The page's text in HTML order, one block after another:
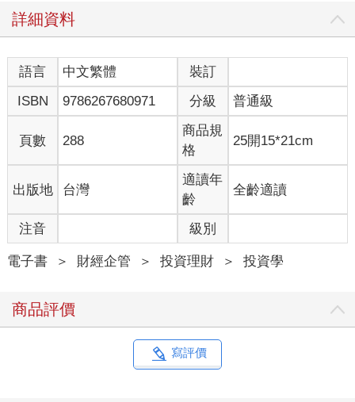
以成為獲取時間的重要基礎。
清楚，所以我在此簡略的介紹。
我是社會最底層的「土湯匙」階級，父母親留給我的就只有
「債務」，1999年那年，我剛出社會，為了就近上下班，租了一
間漫畫店內原本用來供熱水的鍋爐室所改造的小房間，坪數大概
不到1坪，雖然租金低，但環境也簡陋。不只如此，我結婚時的狀
況也差不多，那時新婚房是頂樓加蓋，保證金韓幣500萬，每月房
幾乎一無所有的我就這樣大企業上班18年，度過「打工仔」
的生活，我每天日以繼夜地拼命工作，同時也開始投資，試圖增
加資產，然而成效並不好，事實證明，在沒有理財經驗與知識的
狀況下盲目投資，不會有好結果。
對當時的我來說，不管是含著「金湯匙」出生的人、助長貧
能過上安定生活。
直到後來我才明白，當年想法太過單純且大錯特錯。原以為
只要夠努力、年資夠久、公司就會給我相對應的待遇，進而實現
富裕生活，然而這根本是幻想。我認清一個事實：「如果不投
詳細資料
語言 中文繁體
裝訂
ISBN
9786267680971 分級 普通級
頁數 288
商品規
格
25開15*21cm
出版地 台灣
適讀年
齡
全齡適讀
注音 級別
電子書 ＞ 財經企管 ＞ 投資理財 ＞ 投資學
商品評價
寫評價